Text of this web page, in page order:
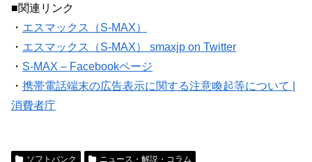
■関連リンク
・ エスマックス（S-MAX）
・ エスマックス（S-MAX） smaxjp on Twitter
・ S-MAX – Facebookページ
・ 携帯電話端末の広告表示に関する注意喚起等について |
消費者庁
ソフトバンク ニュース・解説・コラム